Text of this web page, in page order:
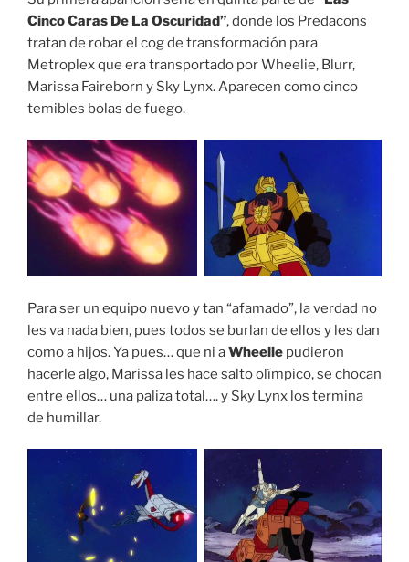
Cinco Caras De La Oscuridad”, donde los Predacons
tratan de robar el cog de transformación para
Metroplex que era transportado por Wheelie, Blurr,
Marissa Faireborn y Sky Lynx. Aparecen como cinco
temibles bolas de fuego.
Para ser un equipo nuevo y tan “afamado”, la verdad no
les va nada bien, pues todos se burlan de ellos y les dan
como a hijos. Ya pues… que ni aWheelie pudieron
hacerle algo, Marissa les hace salto olímpico, se chocan
entre ellos… una paliza total…. y Sky Lynx los termina
de humillar.